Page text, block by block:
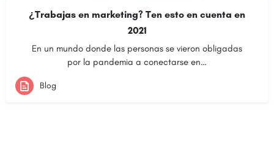
¿Trabajas en marketing? Ten esto en cuenta en
2021
En un mundo donde las personas se vieron obligadas
por la pandemia a conectarse en…
Blog